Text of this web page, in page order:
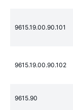
9615.19.00.90.101
9615.19.00.90.102
9615.90